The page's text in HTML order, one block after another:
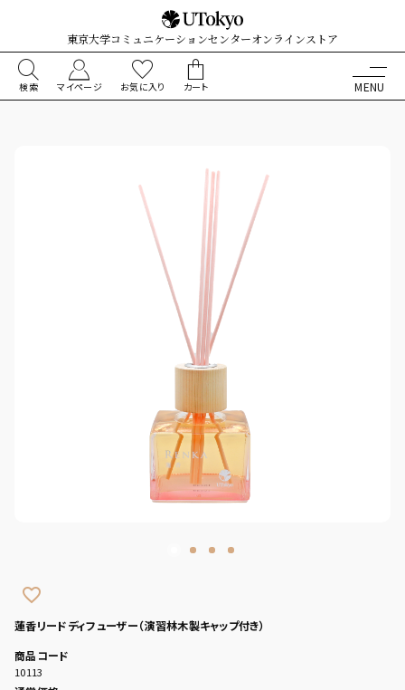
東京大学コミュニケーションセンターオンラインストア
検索 マイページ お気に入り カート
favorite_border
蓮香リードディフューザー（演習林木製キャップ付き）
商品コード
10113